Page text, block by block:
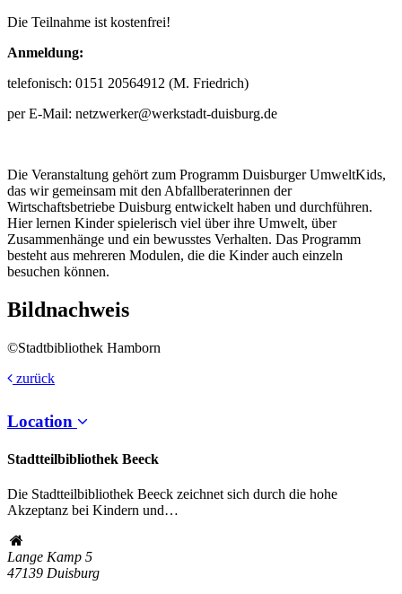
Die Teilnahme ist kostenfrei!
Anmeldung:
telefonisch: 0151 20564912 (M. Friedrich)
per E-Mail: netzwerker@werkstadt-duisburg.de
Die Veranstaltung gehört zum Programm Duisburger UmweltKids,
das wir gemeinsam mit den Abfallberaterinnen der
Wirtschaftsbetriebe Duisburg entwickelt haben und durchführen.
Hier lernen Kinder spielerisch viel über ihre Umwelt, über
Zusammenhänge und ein bewusstes Verhalten. Das Programm
besteht aus mehreren Modulen, die die Kinder auch einzeln
besuchen können.
Bildnachweis
©Stadtbibliothek Hamborn
zurück
Location
Stadtteilbibliothek Beeck
Die Stadtteilbibliothek Beeck zeichnet sich durch die hohe
Akzeptanz bei Kindern und…
Lange Kamp 5
47139 Duisburg